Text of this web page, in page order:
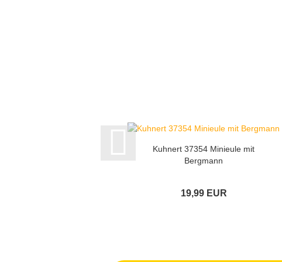
Kuhnert 37354 Minieule mit
Bergmann
19,99 EUR